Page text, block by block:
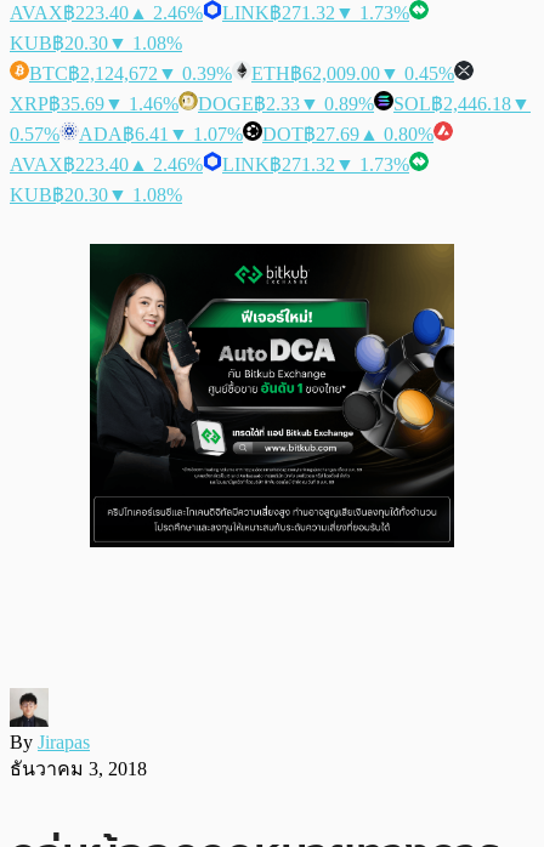
AVAX฿223.40 ▲ 2.46% LINK฿271.32 ▼ 1.73%
KUB฿20.30▼ 1.08%
BTC฿2,124,672 ▼ 0.39% ETH฿62,009.00▼ 0.45%
XRP฿35.69▼ 1.46% DOGE฿2.33▼ 0.89% SOL฿2,446.18▼
0.57%
ADA฿6.41 ▼ 1.07% DOT฿27.69 ▲ 0.80%
AVAX฿223.40 ▲ 2.46% LINK฿271.32 ▼ 1.73%
KUB฿20.30▼ 1.08%
By Jirapas
ธันวาคม 3, 2018